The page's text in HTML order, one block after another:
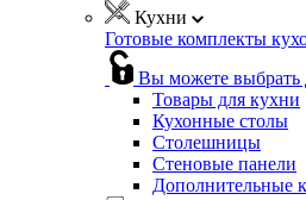
Кухни
Готовые комплекты
Вы можете выбрать
Товары для кухни
Кухонные столы
Столешницы
Стеновые панели
Дополнительные